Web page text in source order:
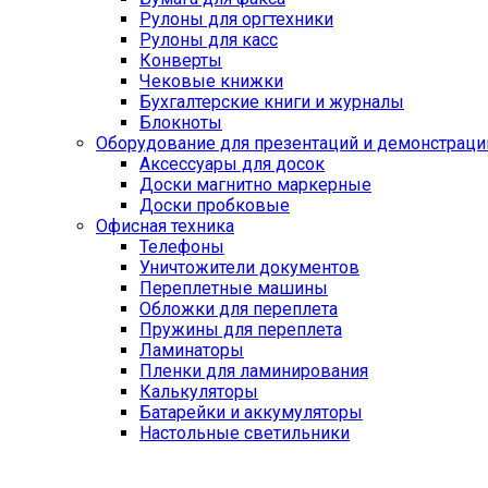
Рулоны для оргтехники
Рулоны для касс
Конверты
Чековые книжки
Бухгалтерские книги и журналы
Блокноты
Оборудование для презентаций и
Аксессуары для досок
Доски магнитно маркерные
Доски пробковые
Офисная техника
Телефоны
Уничтожители документов
Переплетные машины
Обложки для переплета
Пружины для переплета
Ламинаторы
Пленки для ламинирования
Калькуляторы
Батарейки и аккумуляторы
Настольные светильники